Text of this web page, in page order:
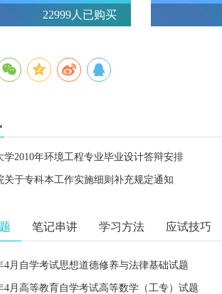
22999人已购买
学2010年环境工程专业毕业设计答辩安排
关于专科本工作实施细则补充规定通知
笔记串讲 学习方法 应试技巧
4月自学考试思想道德修养与法律基础试题
4月高等教育自学考试高等数学（工专）试题